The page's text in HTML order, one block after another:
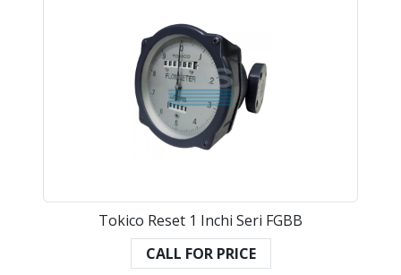
Tokico Reset 1 Inchi Seri FGBB
CALL FOR PRICE